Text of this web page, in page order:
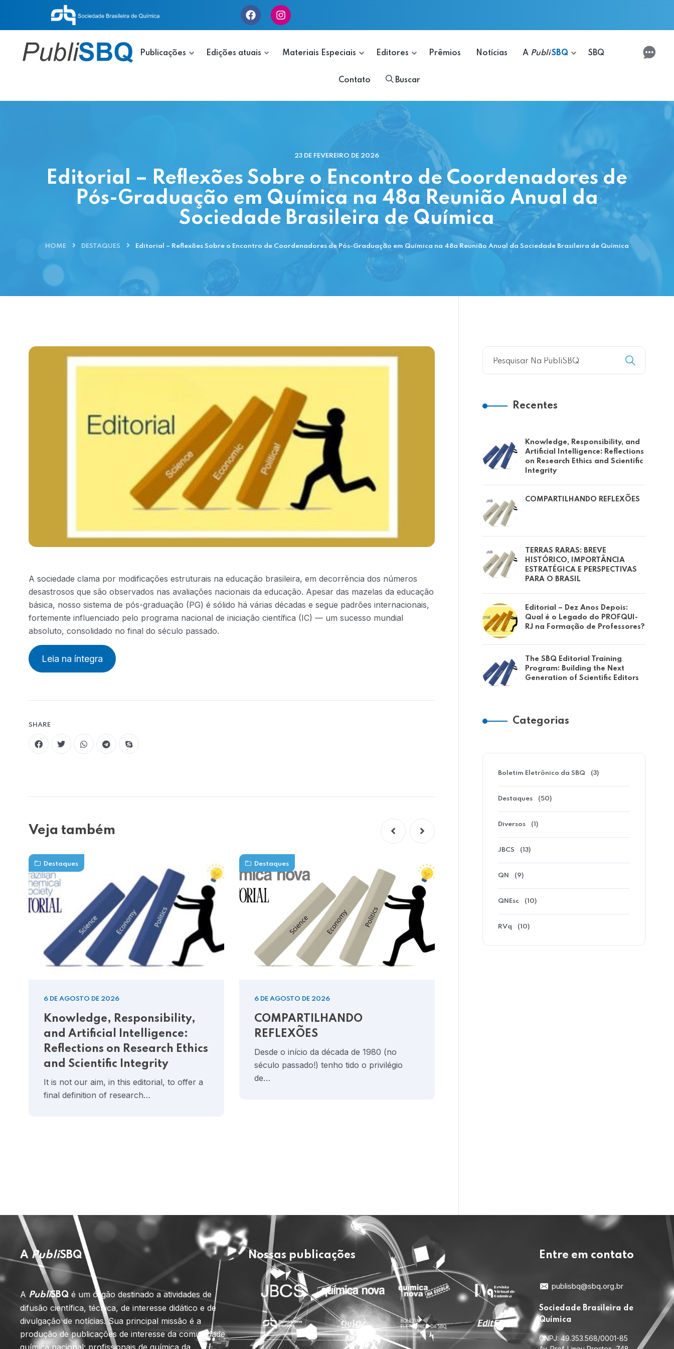
Publicações Edições atuais Materiais Especiais Editores Prêmios Notícias A PubliSBQ SBQ
Contato Buscar
23 DE FEVEREIRO DE 2026
Editorial – Reflexões Sobre o Encontro de Coordenadores de
Pós-Graduação em Química na 48a Reunião Anual da
Sociedade Brasileira de Química
HOME DESTAQUES Editorial – Reflexões Sobre o Encontro de Coordenadores de Pós-Graduação em Química na 48a Reunião Anual da Sociedade Brasileira de Química
A sociedade clama por modificações estruturais na educação brasileira, em decorrência dos números
desastrosos que são observados nas avaliações nacionais da educação. Apesar das mazelas da educação
básica, nosso sistema de pós-graduação (PG) é sólido há várias décadas e segue padrões internacionais,
fortemente influenciado pelo programa nacional de iniciação científica (IC) — um sucesso mundial
absoluto, consolidado no final do século passado.
Leia na íntegra
SHARE
Veja também
Destaques
6 DE AGOSTO DE 2026
Knowledge, Responsibility,
and Artificial Intelligence:
Reflections on Research Ethics
and Scientific Integrity
It is not our aim, in this editorial, to offer a
final definition of research…
Destaques
6 DE AGOSTO DE 2026
COMPARTILHANDO
REFLEXÕES
Desde o início da década de 1980 (no
século passado!) tenho tido o privilégio
de…
Destaques
Recentes
Knowledge, Responsibility, and
Artificial Intelligence: Reflections
on Research Ethics and Scientific
Integrity
COMPARTILHANDO REFLEXÕES
TERRAS RARAS: BREVE
HISTÓRICO, IMPORTÂNCIA
ESTRATÉGICA E PERSPECTIVAS
PARA O BRASIL
Editorial – Dez Anos Depois:
Qual é o Legado do PROFQUI-
RJ na Formação de Professores?
The SBQ Editorial Training
Program: Building the Next
Generation of Scientific Editors
Categorias
Boletim Eletrônico da SBQ (3)
Destaques (50)
Diversos (1)
JBCS (13)
QN (9)
QNEsc (10)
RVq (10)
A PubliSBQ
A PubliSBQ é um órgão destinado a atividades de
difusão científica, técnica, de interesse didático e de
divulgação de notícias. Sua principal missão é a
produção de publicações de interesse da comunidade
Nossas publicações Entre em contato
publisbq@sbq.org.br
Sociedade Brasileira de
Química
CNPJ: 49.353.568/0001-85